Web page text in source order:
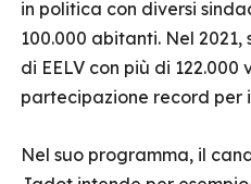
in politica con diversi
100.000 abitanti. Nel 2021,
di EELV con più di 122.000
partecipazione record per
Nel suo programma, il